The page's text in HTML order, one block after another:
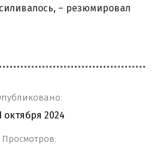
– резюмировал
октября 2024
Просмотров: